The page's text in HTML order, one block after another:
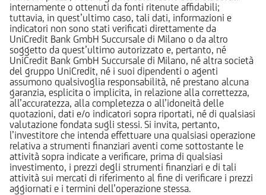
internamente o ottenuti da fonti ritenute affidabili;
tuttavia, in quest’ultimo caso, tali dati, informazioni e
indicatori non sono stati verificati direttamente da
UniCredit Bank GmbH Succursale di Milano o da altro
soggetto da quest’ultimo autorizzato e, pertanto, né
UniCredit Bank GmbH Succursale di Milano, né altra società
del gruppo UniCredit, né i suoi dipendenti o agenti
assumono qualsivoglia responsabilità, né prestano alcuna
garanzia, esplicita o implicita, in relazione alla correttezza,
all’accuratezza, alla completezza o all’idoneità delle
quotazioni, dati e/o indicatori sopra riportati, né di qualsiasi
valutazione fondata sugli stessi. Si invita, pertanto,
l’investitore che intenda effettuare una qualsiasi operazione
relativa a strumenti finanziari aventi come sottostante le
attività sopra indicate a verificare, prima di qualsiasi
investimento, i prezzi degli strumenti finanziari e di tali
attività sui mercati di riferimento al fine di verificare i prezzi
aggiornati e i termini dell’operazione stessa.